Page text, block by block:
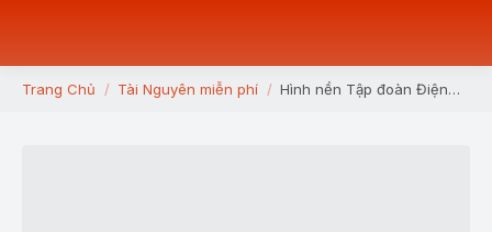
You are here:
Trang Chủ Tài Nguyên miễn phí Hình nền Tập đoàn Điện…